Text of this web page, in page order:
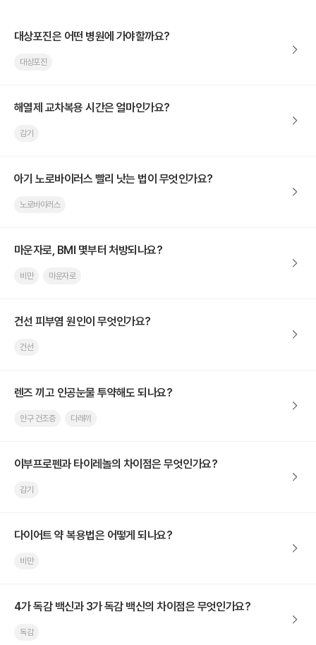
대상포진은 어떤 병원에 가야할까요?
대상포진
해열제 교차복용 시간은 얼마인가요?
감기
아기 노로바이러스 빨리 낫는 법이 무엇인가요?
노로바이러스
마운자로, BMI 몇부터 처방되나요?
비만 마운자로
건선 피부염 원인이 무엇인가요?
건선
렌즈 끼고 인공눈물 투약해도 되나요?
안구 건조증 다래끼
이부프로펜과 타이레놀의 차이점은 무엇인가요?
감기
다이어트 약 복용법은 어떻게 되나요?
비만
4가 독감 백신과 3가 독감 백신의 차이점은 무엇인가요?
독감